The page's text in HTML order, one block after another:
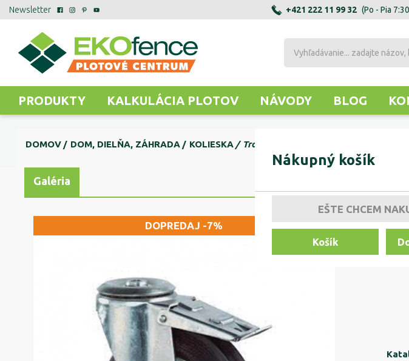
Newsletter +421 222 11 99 32 (Po - Pia
PRODUKTY KALKULÁCIA PLOTOV NÁVODY BLOG
Nákupný košík
EŠTE CHCEM
Košík
DOMOV DOM, DIELŇA, ZÁHRADA KOLIESKA Transportné koliesko s centrál. otv.,
Galéria
DOPREDAJ -7%